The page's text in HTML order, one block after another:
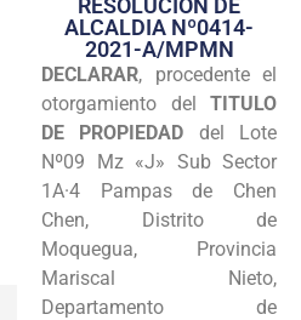
Transparencia
Seguridad
Programas
Intranet
ALCALDIA Nº0414-
2021-A/MPMN
DECLARAR, procedente el
otorgamiento del TITULO
DE PROPIEDAD del Lote
Nº09 Mz «J» Sub Sector
1A·4 Pampas de Chen
Chen, Distrito de
Moquegua, Provincia
Mariscal Nieto,
Departamento de